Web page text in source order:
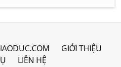
GIỚI THIỆU
LIÊN HỆ